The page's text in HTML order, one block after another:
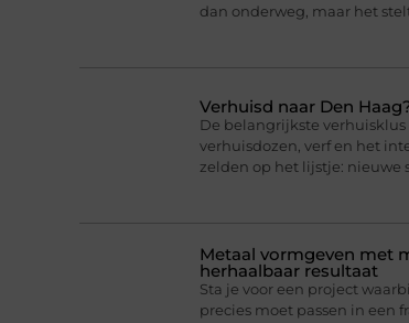
dan onderweg, maar het
Verhuisd naar Den
De belangrijkste
verhuisdozen, verf en het
zelden op het lijstje: nieuwe
Metaal vormgeven met
herhaalbaar resultaat
Sta je voor een project
precies moet passen in een